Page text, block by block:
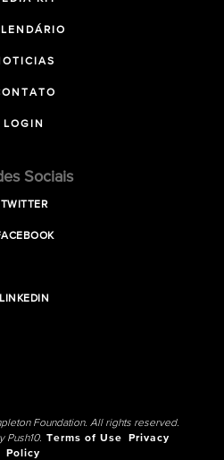
LOGIN
Sociais
TWITTER
LINKEDIN
Foundation. All rights reserved.
Push10. Terms of Use
Privacy
Policy